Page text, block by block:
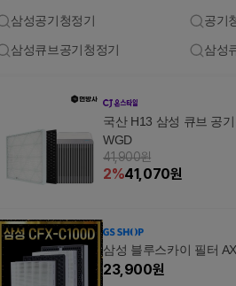
삼성공기청정기 공기
삼성큐브공기청정기 삼성
국산 H13 삼성 큐브 공
WGD
41,900원
2%41,070원
삼성 블루스카이 필터
23,900원